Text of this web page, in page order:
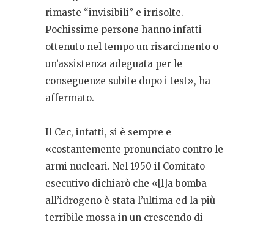
rimaste “invisibili” e irrisolte.
Pochissime persone hanno infatti
ottenuto nel tempo un risarcimento o
un’assistenza adeguata per le
conseguenze subite dopo i test», ha
affermato.
Il Cec, infatti, si è sempre e
«costantemente pronunciato contro le
armi nucleari. Nel 1950 il Comitato
esecutivo dichiarò che «[l]a bomba
all’idrogeno è stata l’ultima ed la più
terribile mossa in un crescendo di